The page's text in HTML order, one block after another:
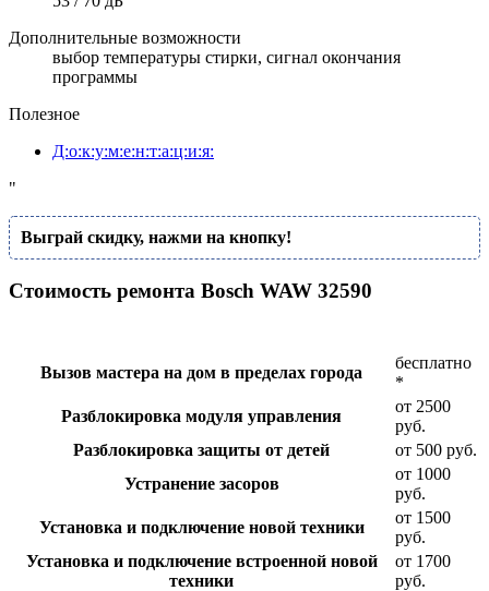
Дополнительные возможности
выбор температуры стирки, сигнал окончания
программы
Полезное
Д:о:к:у:м:е:н:т:а:ц:и:я:
"
Выграй скидку, нажми на кнопку!
Стоимость ремонта Bosch WAW 32590
Вызов мастера на дом в пределах города
бесплатно
*
Разблокировка модуля управления
от 2500
руб.
Разблокировка защиты от детей
от 500 руб.
Устранение засоров
от 1000
руб.
Установка и подключение новой техники
от 1500
руб.
Установка и подключение встроенной новой
техники
от 1700
руб.